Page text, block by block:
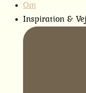
Om
Inspiration &